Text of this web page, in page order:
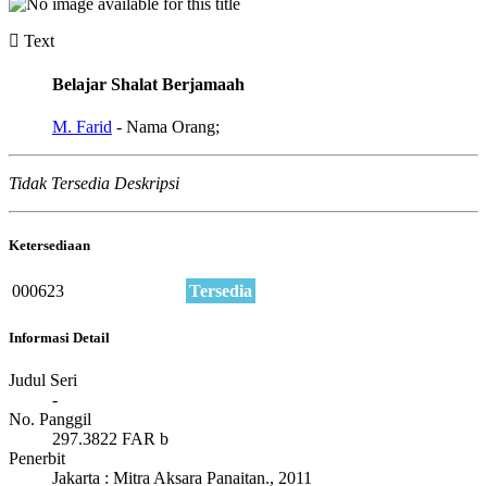
Text
Belajar Shalat Berjamaah
M. Farid - Nama Orang;
Tidak Tersedia Deskripsi
Ketersediaan
000623 Tersedia
Informasi Detail
Judul Seri
-
No. Panggil
297.3822 FAR b
Penerbit
Jakarta : Mitra Aksara Panaitan., 2011